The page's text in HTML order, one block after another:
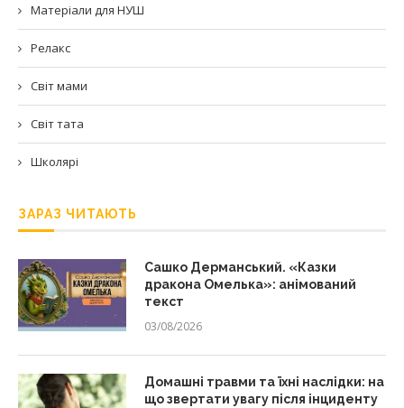
Матеріали для НУШ
Релакс
Світ мами
Світ тата
Школярі
ЗАРАЗ ЧИТАЮТЬ
Сашко Дерманський. «Казки
дракона Омелька»: анімований
текст
03/08/2026
Домашні травми та їхні наслідки: на
що звертати увагу після інциденту